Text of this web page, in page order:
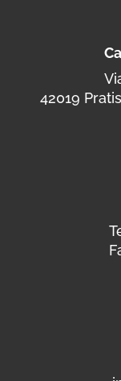
42019